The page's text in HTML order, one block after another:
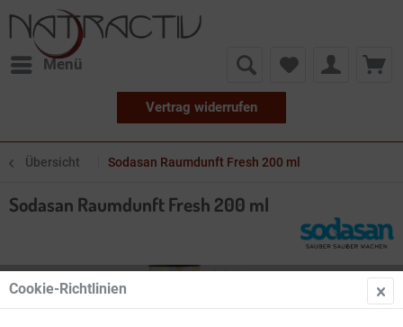
Menü
Vertrag widerrufen
Übersicht Sodasan Raumdunft Fresh 200 ml
Sodasan Raumdunft Fresh 200 ml
Cookie-Richtlinien